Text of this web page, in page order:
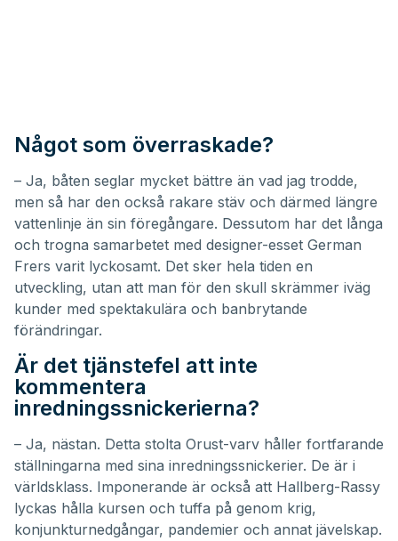
Något som överraskade?
– Ja, båten seglar mycket bättre än vad jag trodde,
men så har den också rakare stäv och därmed längre
vattenlinje än sin föregångare. Dessutom har det långa
och trogna samarbetet med designer-esset German
Frers varit lyckosamt. Det sker hela tiden en
utveckling, utan att man för den skull skrämmer iväg
kunder med spektakulära och banbrytande
förändringar.
Är det tjänstefel att inte
kommentera
inredningssnickerierna?
– Ja, nästan. Detta stolta Orust-varv håller fortfarande
ställningarna med sina inredningssnickerier. De är i
världsklass. Imponerande är också att Hallberg-Rassy
lyckas hålla kursen och tuffa på genom krig,
konjunkturnedgångar, pandemier och annat jävelskap.